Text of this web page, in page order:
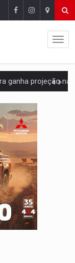
de chuvas isoladas nesta
delibera greve da educação
abre oficina de Comunicação com
promove reflexão sobre trajetória da
até o fim do ano para
beneficia 60 famílias com geladeiras
de réu a 21 anos de prisão
apresenta